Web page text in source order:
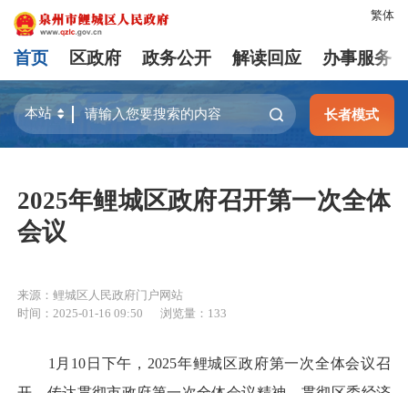
繁体
首页 区政府 政务公开 解读回应 办事服务
长者模式
2025年鲤城区政府召开第一次全体
会议
来源：鲤城区人民政府门户网站
时间：2025-01-16 09:50
浏览量： 133
1月10日下午，2025年鲤城区政府第一次全体会议召